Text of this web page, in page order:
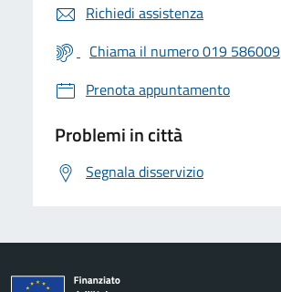
Richiedi assistenza
Chiama il numero 019 586009
Prenota appuntamento
Problemi in città
Segnala disservizio